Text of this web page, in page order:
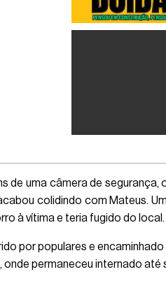
de uma câmera de
colidindo com Mateus.
à vítima e teria fugido do local.
por populares e
onde permaneceu internado até